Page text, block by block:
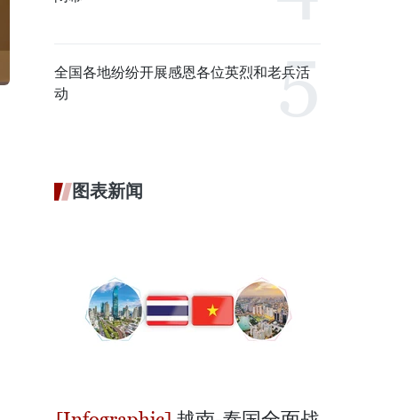
全国各地纷纷开展感恩各位英烈和老兵活
动
图表新闻